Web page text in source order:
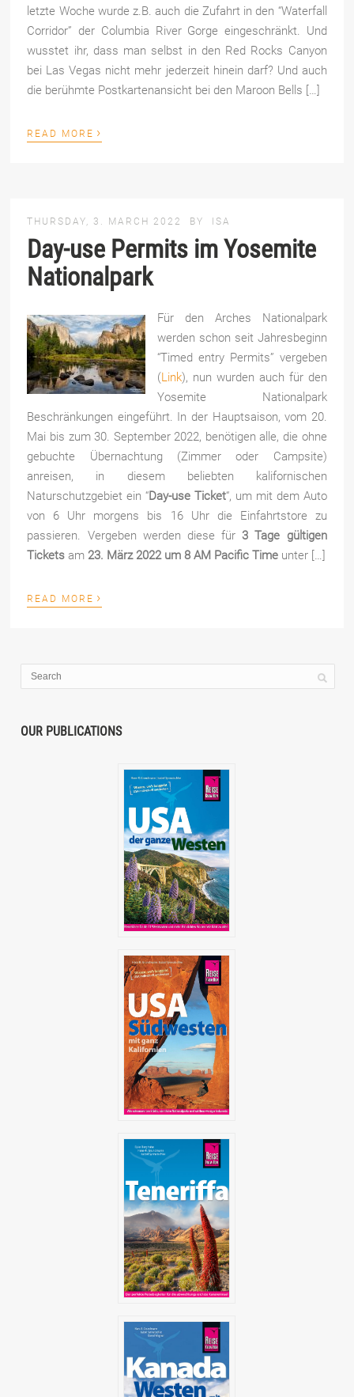
letzte Woche wurde z.B. auch die Zufahrt in den “Waterfall
Corridor” der Columbia River Gorge eingeschränkt. Und
wusstet ihr, dass man selbst in den Red Rocks Canyon
bei Las Vegas nicht mehr jederzeit hinein darf? Und auch
die berühmte Postkartenansicht bei den Maroon Bells […]
READ MORE ›
THURSDAY, 3. MARCH 2022 BY ISA
Day-use Permits im Yosemite
Nationalpark
Für den Arches Nationalpark
werden schon seit Jahresbeginn
“Timed entry Permits” vergeben
(Link), nun wurden auch für den
Yosemite Nationalpark
Beschränkungen eingeführt. In der Hauptsaison, vom 20.
Mai bis zum 30. September 2022, benötigen alle, die ohne
gebuchte Übernachtung (Zimmer oder Campsite)
anreisen, in diesem beliebten kalifornischen
Naturschutzgebiet ein “Day-use Ticket“, um mit dem Auto
von 6 Uhr morgens bis 16 Uhr die Einfahrtstore zu
passieren. Vergeben werden diese für 3 Tage gültigen
Tickets am 23. März 2022 um 8 AM Pacific Time unter […]
READ MORE ›
OUR PUBLICATIONS